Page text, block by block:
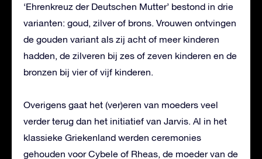
‘Ehrenkreuz der Deutschen Mutter’ bestond in drie
varianten: goud, zilver of brons. Vrouwen ontvingen
de gouden variant als zij acht of meer kinderen
hadden, de zilveren bij zes of zeven kinderen en de
bronzen bij vier of vijf kinderen.
Overigens gaat het (ver)eren van moeders veel
verder terug dan het initiatief van Jarvis. Al in het
klassieke Griekenland werden ceremonies
gehouden voor Cybele of Rheas, de moeder van de